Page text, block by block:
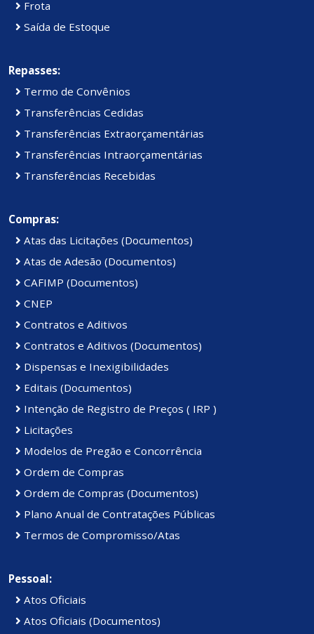
Frota
Saída de Estoque
Repasses:
Termo de Convênios
Transferências Cedidas
Transferências Extraorçamentárias
Transferências Intraorçamentárias
Transferências Recebidas
Compras:
Atas das Licitações (Documentos)
Atas de Adesão (Documentos)
CAFIMP (Documentos)
CNEP
Contratos e Aditivos
Contratos e Aditivos (Documentos)
Dispensas e Inexigibilidades
Editais (Documentos)
Intenção de Registro de Preços ( IRP )
Licitações
Modelos de Pregão e Concorrência
Ordem de Compras
Ordem de Compras (Documentos)
Plano Anual de Contratações Públicas
Termos de Compromisso/Atas
Pessoal:
Atos Oficiais
Atos Oficiais (Documentos)